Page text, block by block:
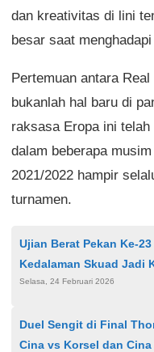
dan kreativitas di lini
besar saat
Pertemuan antara
bukanlah hal baru di
raksasa Eropa ini
dalam beberapa
2021/2022 hampir
turnamen.
Ujian Berat Pekan Ke-
Kedalaman Skuad Jadi
Jadwal Padat
Selasa, 24 Februari 2026
Duel Sengit di Final
Cina vs Korsel dan